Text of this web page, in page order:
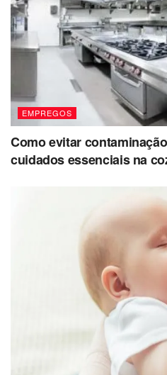
EMPREGOS
Como evitar
cuidados essenciais na